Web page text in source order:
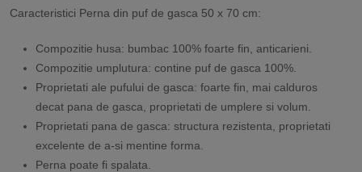
Caracteristici Perna din puf de gasca 50 x 70 cm:
Compozitie husa: bumbac 100% foarte fin, anticarieni.
Compozitie umplutura: contine puf de gasca 100%.
Proprietati ale pufului de gasca: foarte fin, mai calduros
decat pana de gasca, proprietati de umplere si volum.
Proprietati pana de gasca: structura rezistenta, proprietati
excelente de a-si mentine forma.
Perna poate fi spalata.